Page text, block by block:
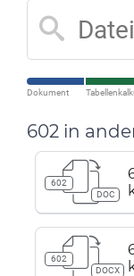
Dokument
602 in
602
DOC
602
DOCX